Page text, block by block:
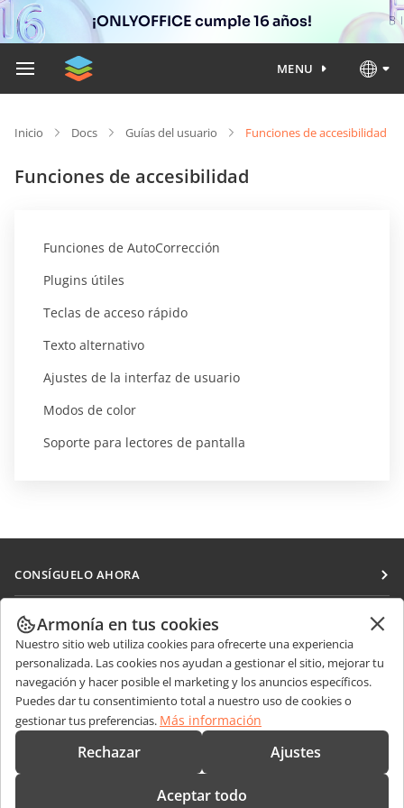
¡ONLYOFFICE cumple 16 años!
MENU
Inicio Docs Guías del usuario Funciones de accesibilidad
Funciones de accesibilidad
Funciones de AutoCorrección
Plugins útiles
Teclas de acceso rápido
Texto alternativo
Ajustes de la interfaz de usuario
Modos de color
Soporte para lectores de pantalla
CONSÍGUELO AHORA
Docs
DocSpace
Workspace
Conectores
Aplicaciones de escritorio
Aplicaciones móviles
COLABORAR
Para colaboradores
Para traductores
Para influencers
Vacantes
RECIBIR NOTICIAS
Blog
OBTENER AYUDA
Foro
CONTÁCTENOS
Preguntas de ventas
sales@onlyoffice.com
Armonía en tus cookies
Nuestro sitio web utiliza cookies para ofrecerte una experiencia
personalizada. Las cookies nos ayudan a gestionar el sitio, mejorar tu
navegación y hacer posible el marketing y los anuncios específicos.
Puedes dar tu consentimiento total a nuestro uso de cookies o
gestionar tus preferencias. Más información
Rechazar Ajustes
Aceptar todo